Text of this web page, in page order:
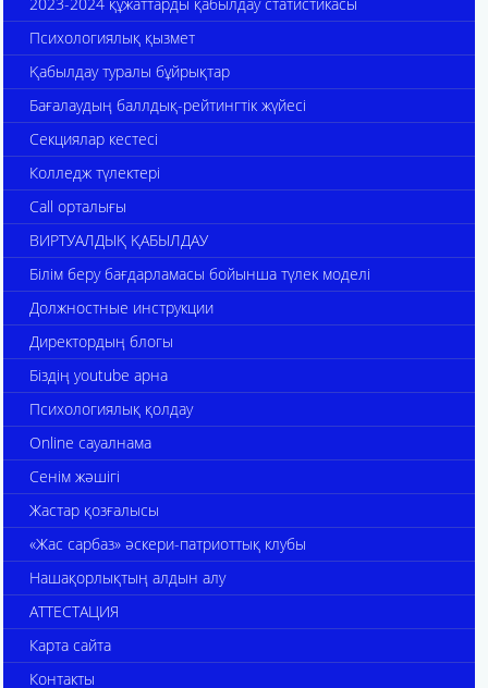
Психологиялық қызмет
Қабылдау туралы бұйрықтар
Бағалаудың баллдық-рейтингтік жүйесі
Секциялар кестесі
Колледж түлектері
Call орталығы
ВИРТУАЛДЫҚ ҚАБЫЛДАУ
Білім беру бағдарламасы бойынша түлек моделі
Должностные инструкции
Директордың блогы
Біздің youtube арна
Психологиялық қолдау
Online сауалнама
Сенім жәшігі
Жастар қозғалысы
«Жас сарбаз» әскери-патриоттық клубы
Нашақорлықтың алдын алу
АТТЕСТАЦИЯ
Карта сайта
Контакты